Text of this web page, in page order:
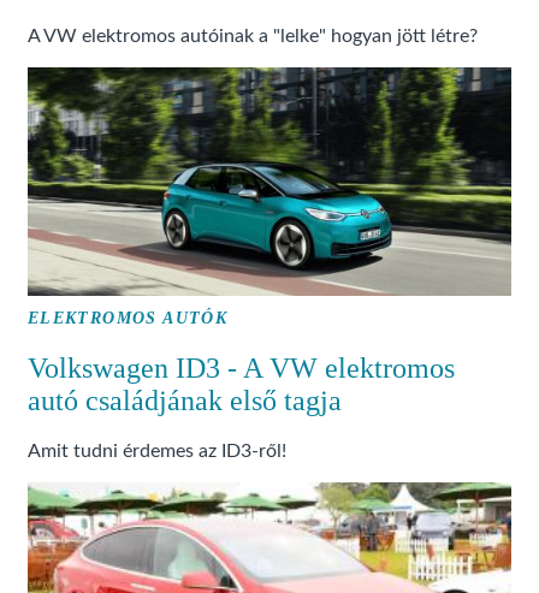
A VW elektromos autóinak a "lelke" hogyan jött létre?
ELEKTROMOS AUTÓK
Volkswagen ID3 - A VW elektromos
autó családjának első tagja
Amit tudni érdemes az ID3-ről!